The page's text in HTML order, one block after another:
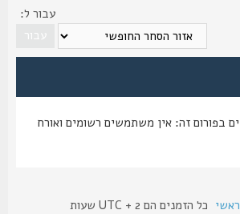
עבור ל:
זה: אין משתמשים רשומים ואורח
כל הזמנים הם UTC + 2 שעות